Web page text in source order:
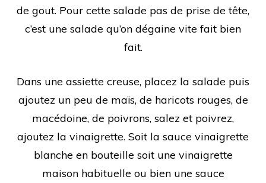
de gout. Pour cette salade pas de prise de tête,
c’est une salade qu’on dégaine vite fait bien
fait.
Dans une assiette creuse, placez la salade puis
ajoutez un peu de maïs, de haricots rouges, de
macédoine, de poivrons, salez et poivrez,
ajoutez la vinaigrette. Soit la sauce vinaigrette
blanche en bouteille soit une vinaigrette
maison habituelle ou bien une sauce